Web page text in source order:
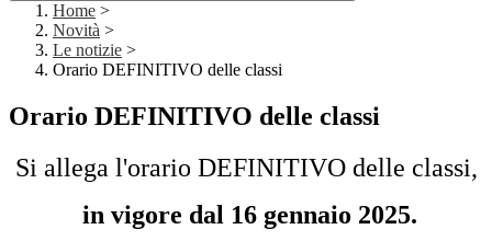
Home >
Novità >
Le notizie >
Orario DEFINITIVO delle classi
Orario DEFINITIVO delle classi
Si allega l'orario DEFINITIVO delle classi,
in vigore dal 16 gennaio 2025.